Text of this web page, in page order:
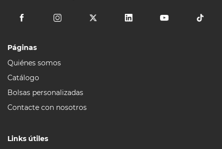
Páginas
Quiénes somos
Catálogo
Bolsas personalizadas
Contacte con nosotros
Links útiles